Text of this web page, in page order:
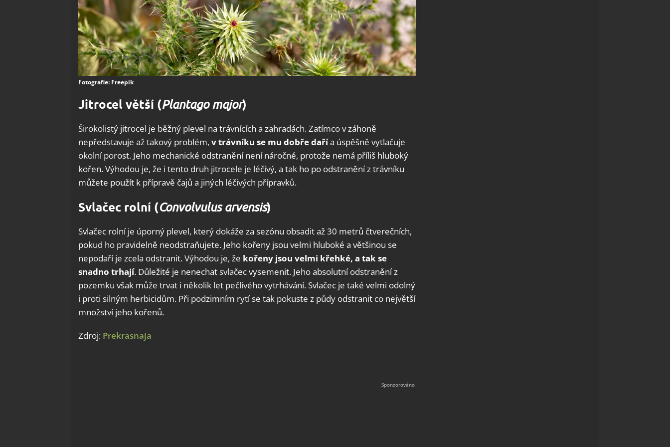
Fotografie: Freepik
Jitrocel větší (Plantago major)
Širokolistý jitrocel je běžný plevel na trávnících a zahradách. Zatímco v záhoně
nepředstavuje až takový problém, v trávníku se mu dobře dařía úspěšně vytlačuje
okolní porost. Jeho mechanické odstranění není náročné, protože nemá příliš hluboký
kořen. Výhodou je, že i tento druh jitrocele je léčivý, a tak ho po odstranění z trávníku
můžete použít k přípravě čajů a jiných léčivých přípravků.
Svlačec rolní (Convolvulus arvensis)
Svlačec rolní je úporný plevel, který dokáže za sezónu obsadit až 30 metrů čtverečních,
pokud ho pravidelně neodstraňujete. Jeho kořeny jsou velmi hluboké a většinou se
nepodaří je zcela odstranit. Výhodou je, že kořeny jsou velmi křehké, a tak se
snadno trhají. Důležité je nenechat svlačec vysemenit. Jeho absolutní odstranění z
pozemku však může trvat i několik let pečlivého vytrhávání. Svlačec je také velmi odolný
i proti silným herbicidům. Při podzimním rytí se tak pokuste z půdy odstranit co největší
množství jeho kořenů.
Zdroj: Prekrasnaja